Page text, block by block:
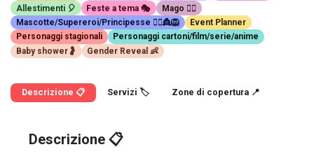
Allestimenti 🎈
Feste a tema 🎭
Mago 🧙‍♂️
Mascotte/Supereroi/Principesse 🦸‍♀️👸🦁
Event Planner
Personaggi stagionali
Personaggi cartoni/film/serie/anime
Baby shower🤰
Gender Reveal 👶
Descrizione 📋 Servizi 🏷️ Zone di copertura 📍
Descrizione 📋